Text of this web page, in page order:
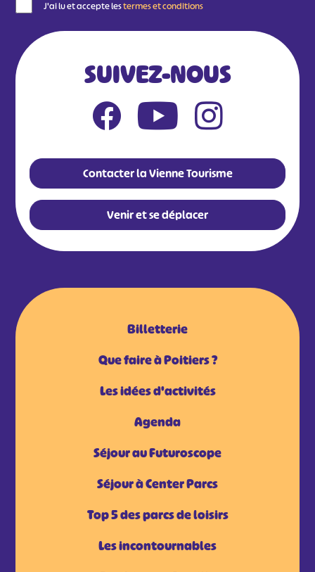
J'ai lu et accepte lestermes et conditions
SUIVEZ-NOUS
Contacter la Vienne Tourisme
Venir et se déplacer
Billetterie
Que faire à Poitiers ?
Les idées d'activités
Agenda
Séjour au Futuroscope
Séjour à Center Parcs
Top 5 des parcs de loisirs
Les incontournables